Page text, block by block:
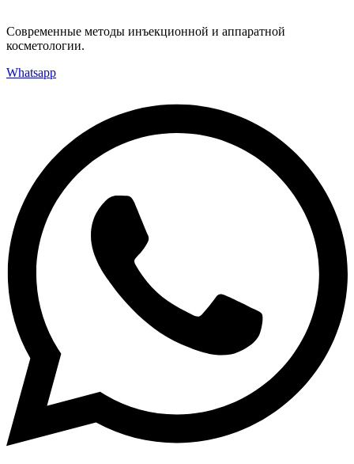
Современные методы инъекционной и аппаратной
косметологии.
Whatsapp